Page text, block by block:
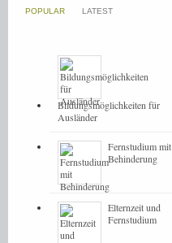
POPULAR LATEST
Bildungsmöglichkeiten für
Ausländer
Fernstudium mit
Behinderung
Elternzeit und
Fernstudium